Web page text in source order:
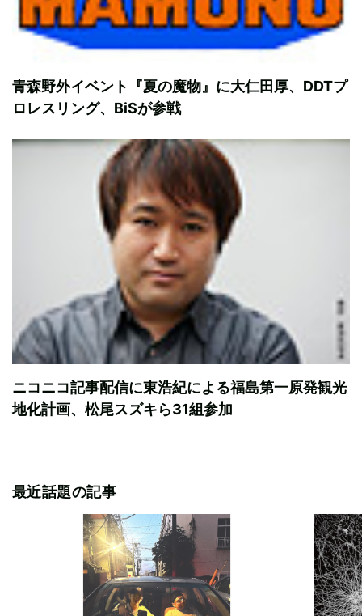
青森野外イベント『夏の魔物』に大仁田厚、DDTプ
ロレスリング、BiSが参戦
ニコニコ記事配信に東浩紀による福島第一原発観光
地化計画、松尾スズキら31組参加
最近話題の記事